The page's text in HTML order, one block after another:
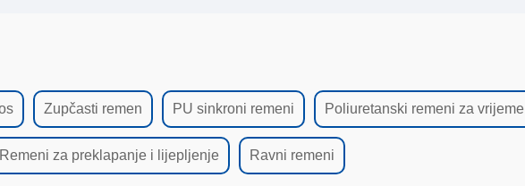
Zupčasti remen PU sinkroni remeni Poliuretanski remeni za vrijeme
Remeni za preklapanje i lijepljenje Ravni remeni